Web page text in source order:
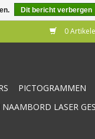
0
PICTOGRAMMEN
LASER
Dit bericht verbergen